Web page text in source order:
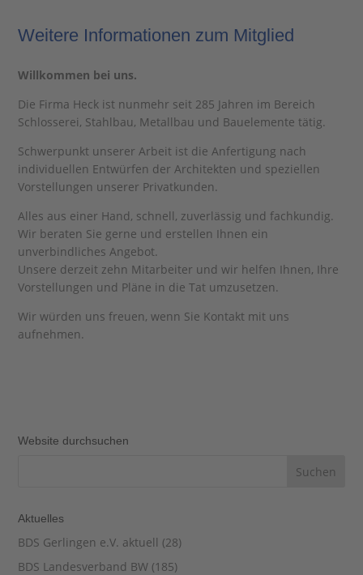
Weitere Informationen zum Mitglied
Willkommen bei uns.
Die Firma Heck ist nunmehr seit 285 Jahren im Bereich
Schlosserei, Stahlbau, Metallbau und Bauelemente tätig.
Schwerpunkt unserer Arbeit ist die Anfertigung nach
individuellen Entwürfen der Architekten und speziellen
Vorstellungen unserer Privatkunden.
Alles aus einer Hand, schnell, zuverlässig und fachkundig.
Wir beraten Sie gerne und erstellen Ihnen ein
unverbindliches Angebot.
Unsere derzeit zehn Mitarbeiter und wir helfen Ihnen, Ihre
Vorstellungen und Pläne in die Tat umzusetzen.
Wir würden uns freuen, wenn Sie Kontakt mit uns
aufnehmen.
Website durchsuchen
Aktuelles
BDS Gerlingen e.V. aktuell (28)
BDS Landesverband BW (185)